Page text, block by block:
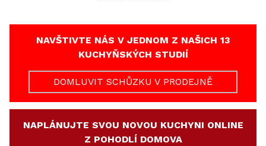
NAVŠTIVTE NÁS V JEDNOM Z NAŠICH 13
KUCHYŇSKÝCH STUDIÍ
DOMLUVIT SCHŮZKU V PRODEJNĚ
NAPLÁNUJTE SVOU NOVOU KUCHYNI ONLINE
Z POHODLÍ DOMOVA